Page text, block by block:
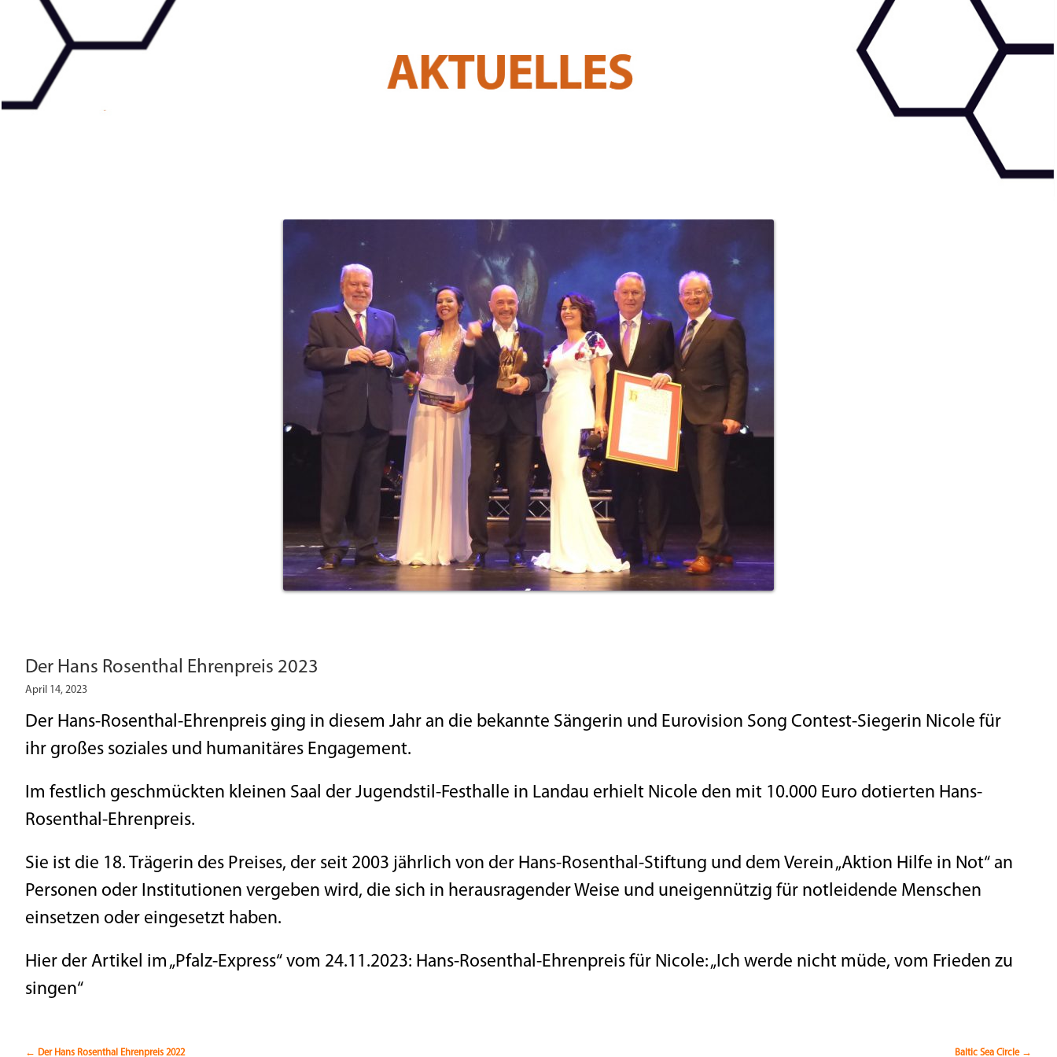
Der Hans Rosenthal Ehrenpreis 2023
April 14, 2023
Der Hans-Rosenthal-Ehrenpreis ging in diesem Jahr an die bekannte Sängerin und Eurovision Song Contest-Siegerin Nicole für
ihr großes soziales und humanitäres Engagement.
Im festlich geschmückten kleinen Saal der Jugendstil-Festhalle in Landau erhielt Nicole den mit 10.000 Euro dotierten Hans-
Rosenthal-Ehrenpreis.
Sie ist die 18. Trägerin des Preises, der seit 2003 jährlich von der Hans-Rosenthal-Stiftung und dem Verein „Aktion Hilfe in Not“ an
Personen oder Institutionen vergeben wird, die sich in herausragender Weise und uneigennützig für notleidende Menschen
einsetzen oder eingesetzt haben.
Hier der Artikel im „Pfalz-Express“ vom 24.11.2023: Hans-Rosenthal-Ehrenpreis für Nicole: „Ich werde nicht müde, vom Frieden zu
singen“
Beitragsnavigation
← Der Hans Rosenthal Ehrenpreis 2022 Baltic Sea Circle →